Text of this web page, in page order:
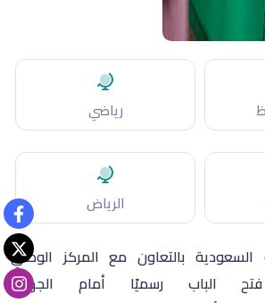
رياضي
الرياض
السعودية بالتعاون مع المركز الوطني
الباب رسميًا أمام الجهات